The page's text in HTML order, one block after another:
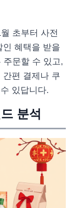
초부터 사전
혜택을 받을
주문할 수 있고,
편 결제나 쿠
있답니다.
분석